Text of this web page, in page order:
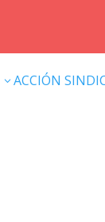
3 ACCIÓN